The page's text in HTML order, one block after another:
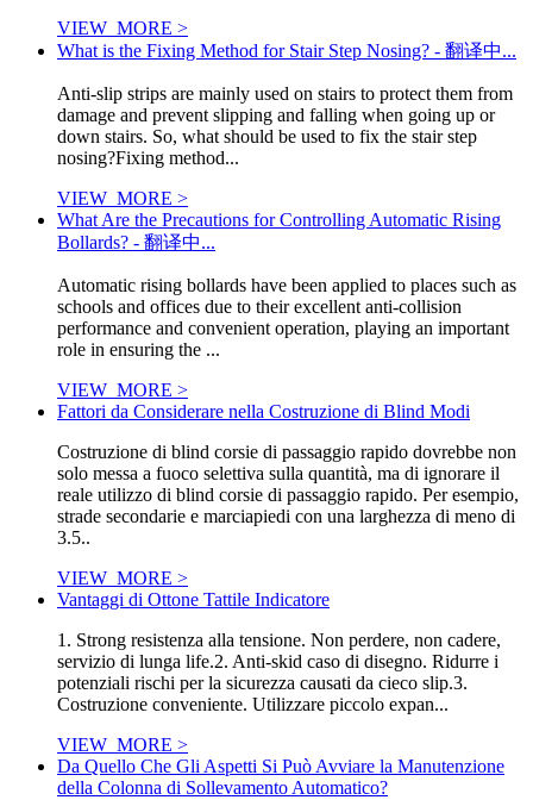
VIEW_MORE >
What is the Fixing Method for Stair Step Nosing? - 翻译中...
Anti-slip strips are mainly used on stairs to protect them from
damage and prevent slipping and falling when going up or
down stairs. So, what should be used to fix the stair step
nosing?Fixing method...
VIEW_MORE >
What Are the Precautions for Controlling Automatic Rising
Bollards? - 翻译中...
Automatic rising bollards have been applied to places such as
schools and offices due to their excellent anti-collision
performance and convenient operation, playing an important
role in ensuring the ...
VIEW_MORE >
Fattori da Considerare nella Costruzione di Blind Modi
Costruzione di blind corsie di passaggio rapido dovrebbe non
solo messa a fuoco selettiva sulla quantità, ma di ignorare il
reale utilizzo di blind corsie di passaggio rapido. Per esempio,
strade secondarie e marciapiedi con una larghezza di meno di
3.5..
VIEW_MORE >
Vantaggi di Ottone Tattile Indicatore
1. Strong resistenza alla tensione. Non perdere, non cadere,
servizio di lunga life.2. Anti-skid caso di disegno. Ridurre i
potenziali rischi per la sicurezza causati da cieco slip.3.
Costruzione conveniente. Utilizzare piccolo expan...
VIEW_MORE >
Da Quello Che Gli Aspetti Si Può Avviare la Manutenzione
della Colonna di Sollevamento Automatico?